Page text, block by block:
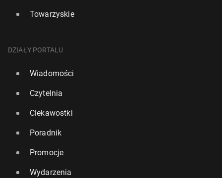
Towarzyskie
DZIAŁY PORTALU
Wiadomości
Czytelnia
Ciekawostki
Poradnik
Promocje
Wydarzenia